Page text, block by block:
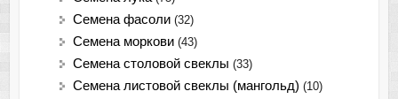
Cемена фасоли (32)
Семена моркови (43)
Семена столовой свеклы (33)
Семена листовой свеклы (мангольд) (10)